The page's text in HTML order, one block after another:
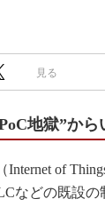
見る
地獄”か
of
などの既設